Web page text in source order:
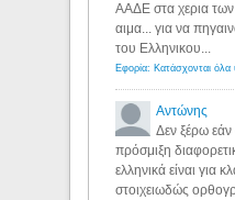
ΑΑΔΕ στα χερια των
αιμα... για να
του Ελληνικου...
Αντώνης
Δεν ξέρω
πρόσμιξη
ελληνικά είναι για
στοιχειωδώς